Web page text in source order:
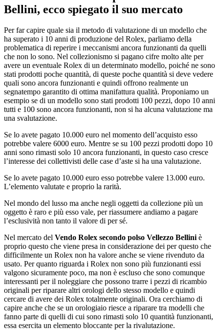
Bellini, ecco spiegato il suo mercato
Per far capire quale sia il metodo di valutazione di un modello che
ha superato i 10 anni di produzione del Rolex, parliamo della
problematica di reperire i meccanismi ancora funzionanti da quelli
che non lo sono. Nel collezionismo si pagano cifre molto alte per
avere un eventuale Rolex di un determinato modello, poiché ne sono
stati prodotti poche quantità, di queste poche quantità si deve vedere
quali sono ancora funzionanti e quindi offrono realmente un
segnatempo garantito di ottima manifattura qualità. Proponiamo un
esempio se di un modello sono stati prodotti 100 pezzi, dopo 10 anni
tutti e 100 sono ancora funzionanti, non si ha alcuna valutazione ma
una svalutazione.
Se lo avete pagato 10.000 euro nel momento dell’acquisto esso
potrebbe valere 6000 euro. Mentre se su 100 pezzi prodotti dopo 10
anni sono rimasti solo 10 ancora funzionanti, in questo caso cresce
l’interesse dei collettivisti delle case d’aste si ha una valutazione.
Se lo avete pagato 10.000 euro esso potrebbe valere 13.000 euro.
L’elemento valutate e proprio la rarità.
Nel mondo del lusso ma anche negli oggetti da collezione più un
oggetto è raro e più esso vale, per riassumere andiamo a pagare
l’esclusività non tanto il valore di per sé.
Nel mercato del Vendo Rolex secondo polso Vellezzo Bellini è
proprio questo che viene presa in considerazione dei per questo che
difficilmente un Rolex non ha valore anche se viene rivenduto da
usato. Per quanto riguarda i Rolex non sono più funzionanti essi
valgono sicuramente poco, ma non è escluso che sono comunque
interessanti per il noleggiare che possono trarre i pezzi di ricambio
originali per riparare altri orologi dello stesso modello e quindi
cercare di avere dei Rolex totalmente originali. Ora cerchiamo di
capire anche che se un orologiaio riesce a riparare tra modelli che
fanno parte di quelli di cui sono rimasti solo 10 quantità funzionanti,
essa esercita un elemento bloccante per la rivalutazione.